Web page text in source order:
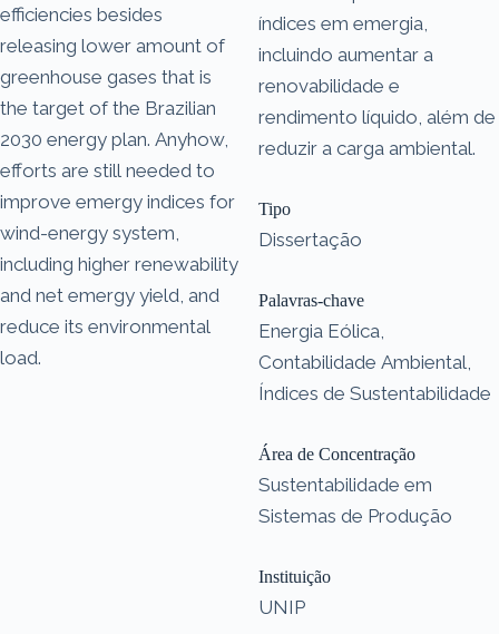
efficiencies besides
releasing lower amount of
greenhouse gases that is
the target of the Brazilian
2030 energy plan. Anyhow,
efforts are still needed to
improve emergy indices for
wind-energy system,
including higher renewability
and net emergy yield, and
reduce its environmental
load.
índices em emergia,
incluindo aumentar a
renovabilidade e
rendimento líquido, além de
reduzir a carga ambiental.
Tipo
Dissertação
Palavras-chave
Energia Eólica,
Contabilidade Ambiental,
Índices de Sustentabilidade
Área de Concentração
Sustentabilidade em
Sistemas de Produção
Instituição
UNIP